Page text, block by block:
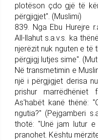
plotëson çdo gjë të
përgjigjet". (Muslimi)
839. Nga Ebu Hurejre
All-llahut s.a.v.s. ka
njerëzit nuk nguten e të
përgjigj lutjes sime".
Në transmetimin e
një i përgjigjet derisa
prishur marrëdhëniet
As'habët kanë thënë:
ngutia?" (Pej­gam­be­ri
thotë: "Unë jam lutur
pranohet. Kështu